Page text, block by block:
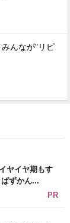
みんなが"リピ
ヤイヤ期もす
ずかん...
PR